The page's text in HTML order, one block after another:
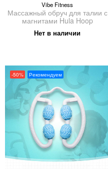
Vibe Fitness
Массажный обруч для талии с
магнитами Hula Hoop
Нет в наличии
-50% Рекомендуем